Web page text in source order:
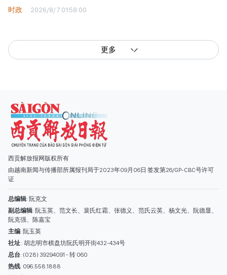
时政 2026/8/7 01:58:00
更多
西贡解放报网版权所有
由越南新闻与传播部所属报刊局于2023年09月06日 签发第26/GP-CBC号许可
证
总编辑: 阮克文
副总编辑: 阮玉英、范文长、裴氏红霜、张德义、范氏云英、杨文光、阮德显、
阮克强、陈嘉宝
主编: 阮玉英
社址 : 胡志明市棋盘坊阮氏明开街432-434号
总台: (028) 39294091 - 转 060
热线: 096.558.1888